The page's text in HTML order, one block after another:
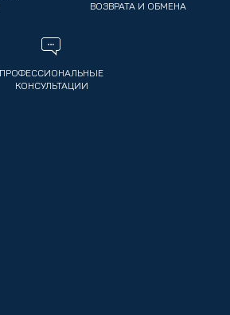
ВОЗВРАТА И ОБМЕНА
ПРОФЕССИОНАЛЬНЫЕ
КОНСУЛЬТАЦИИ